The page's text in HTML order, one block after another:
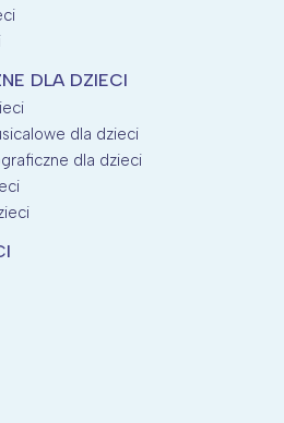
DLA DZIECI
dla dzieci
dla dzieci